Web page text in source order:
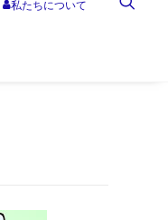
私たちについて